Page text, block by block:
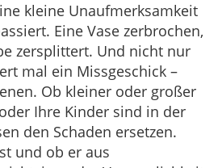
kleine Unaufmerksamkeit
Eine Vase zerbrochen,
zersplittert. Und nicht nur
mal ein Missgeschick –
Ob kleiner oder großer
Ihre Kinder sind in der
den Schaden ersetzen.
und ob er aus